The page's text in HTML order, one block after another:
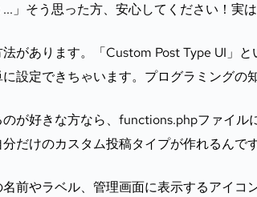
」そう思った方、安心してください！実
があります。「Custom Post Type UI」
設定できちゃいます。プログラミングの
が好きな方なら、functions.phpファイ
だけのカスタム投稿タイプが作れるんです
前やラベル、管理画面に表示するアイコ